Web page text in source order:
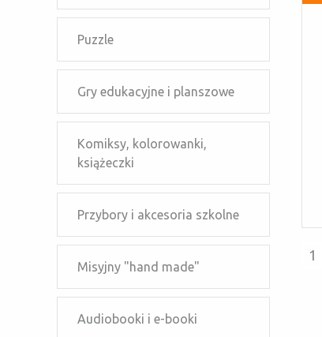
Puzzle
Gry edukacyjne i planszowe
Komiksy, kolorowanki,
książeczki
Przybory i akcesoria szkolne
Misyjny "hand made"
Audiobooki i e-booki
1